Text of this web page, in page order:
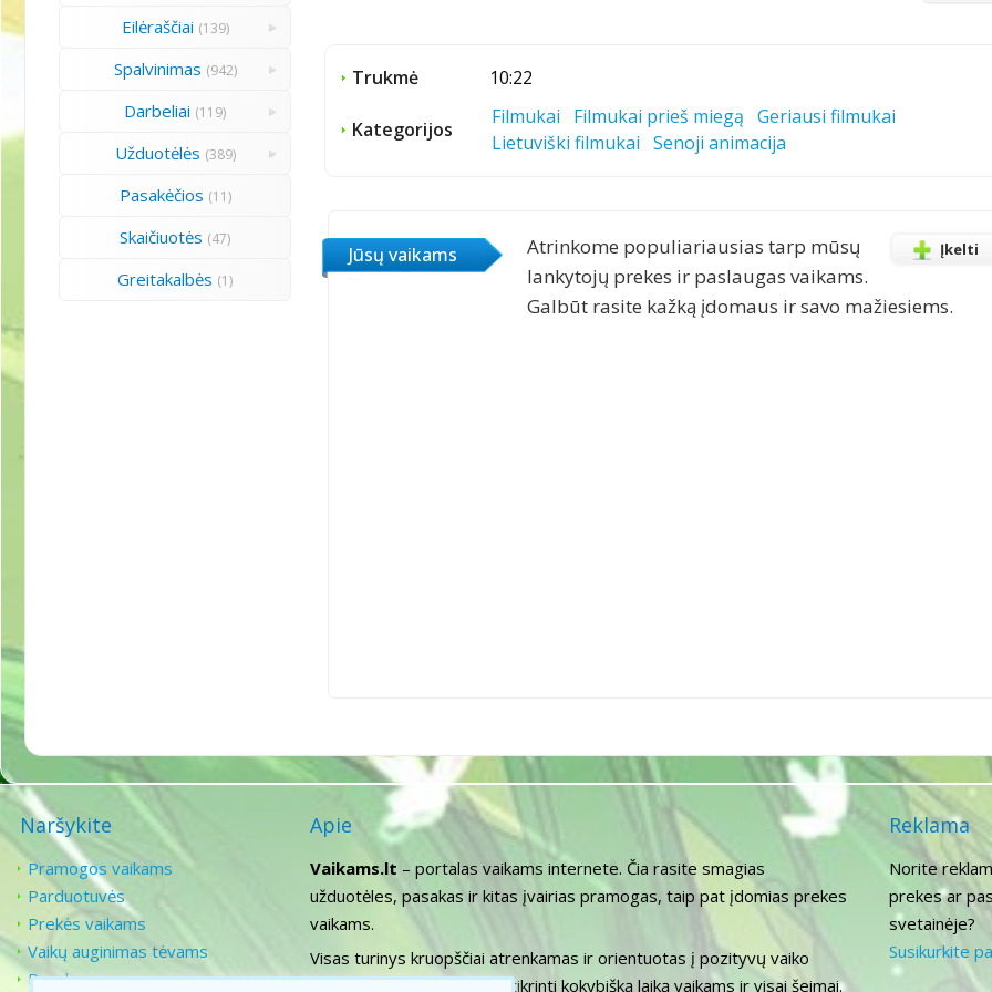
Eilėraščiai (139)
Spalvinimas (942)
Darbeliai (119)
Užduotėlės (389)
Pasakėčios (11)
Skaičiuotės (47)
Greitakalbės (1)
Trukmė 10:22
Kategorijos
Filmukai Filmukai prieš miegą Geriausi filmukai
Lietuviški filmukai Senoji animacija
Jūsų vaikams Įkelti
Atrinkome populiariausias tarp mūsų
lankytojų prekes ir paslaugas vaikams.
Galbūt rasite kažką įdomaus ir savo mažiesiems.
Naršykite
Pramogos vaikams
Parduotuvės
Prekės vaikams
Vaikų auginimas tėvams
Pasakos
Apie
Vaikams.lt – portalas vaikams internete. Čia rasite smagias
užduotėles, pasakas ir kitas įvairias pramogas, taip pat įdomias prekes
vaikams.
Visas turinys kruopščiai atrenkamas ir orientuotas į pozityvų vaiko
ugdymą, todėl siekiame užtikrinti kokybišką laiką vaikams ir visai šeimai.
Reklama
Norite
prekes ar
svetainėje?
Susikurkite